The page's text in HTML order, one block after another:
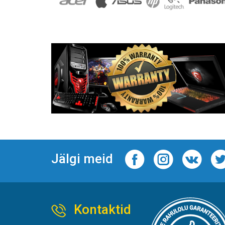
Jälgi meid
Kontaktid